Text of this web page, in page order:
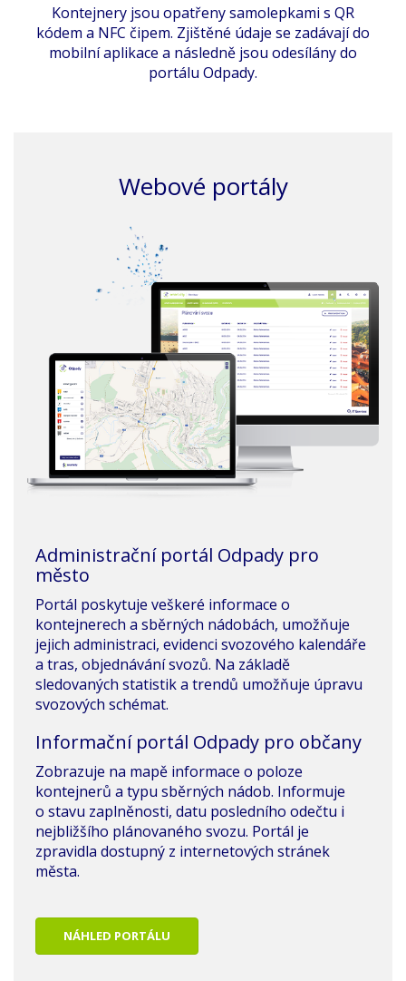
Kontejnery jsou opatřeny samolepkami s QR
kódem a NFC čipem. Zjištěné údaje se zadávají do
mobilní aplikace a následně jsou odesílány do
portálu Odpady.
Webové portály
Administrační portál Odpady pro
město
Portál poskytuje veškeré informace o
kontejnerech a sběrných nádobách, umožňuje
jejich administraci, evidenci svozového kalendáře
a tras, objednávání svozů. Na základě
sledovaných statistik a trendů umožňuje úpravu
svozových schémat.
Informační portál Odpady pro občany
Zobrazuje na mapě informace o poloze
kontejnerů a typu sběrných nádob. Informuje
o stavu zaplněnosti, datu posledního odečtu i
nejbližšího plánovaného svozu. Portál je
zpravidla dostupný z internetových stránek
města.
NÁHLED PORTÁLU